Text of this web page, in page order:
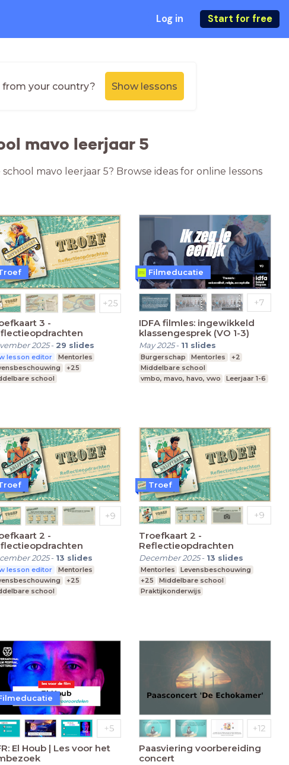
Log in Start for free
from your country? Show lessons
mavo leerjaar 5
mavo leerjaar 5? Browse ideas for online lessons
3 -
2025- 29 slides
lesson editor
Mentorles
+25
school
IDFA filmles: ingewikkeld
klassengesprek (VO 1-3)
May 2025- 11 slides
Burgerschap Mentorles
+2
Middelbare school
vmbo, mavo, havo, vwo
Leerjaar 1-6
Filmeducatie
2 -
2025- 13 slides
lesson editor
Mentorles
+25
school
Troefkaart 2 -
Reflectieopdrachten
December 2025- 13 slides
Mentorles
Levensbeschouwing
+25
Middelbare school
Praktijkonderwijs
Troef
El Houb | Les voor het
Paasviering voorbereiding
concert